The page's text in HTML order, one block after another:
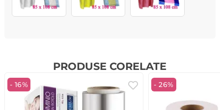
PRODUSE CORELATE
- 16% - 26%